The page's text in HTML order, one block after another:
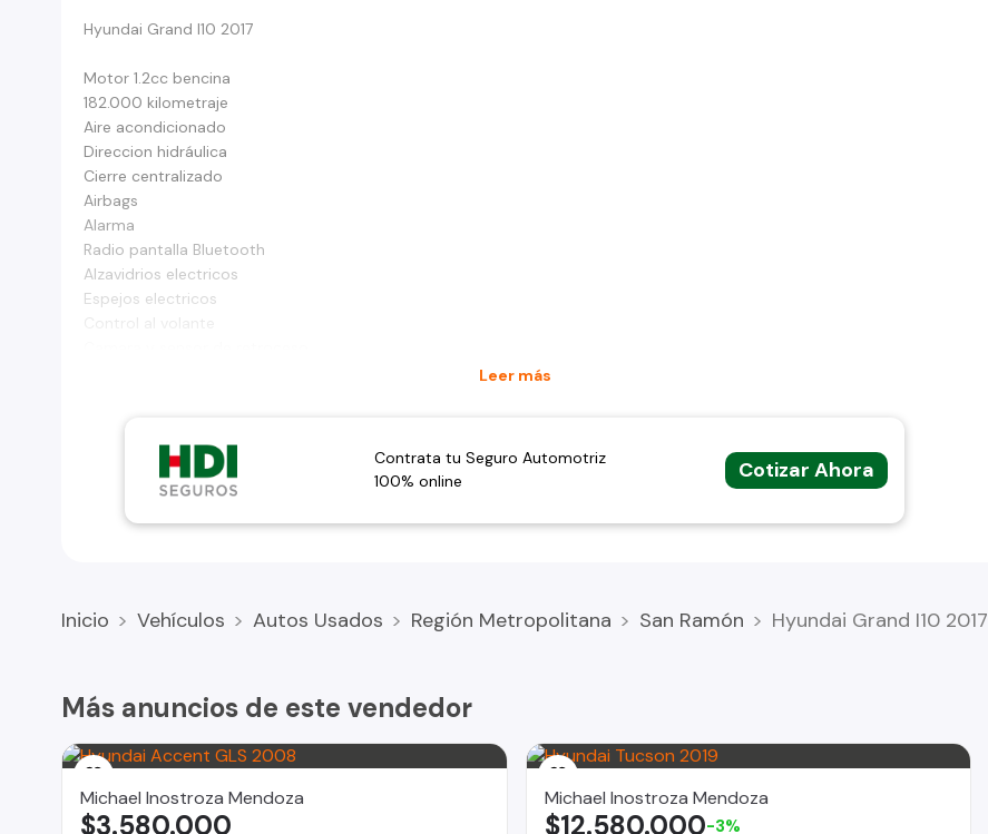
Hyundai Grand I10 2017
Motor 1.2cc bencina
182.000 kilometraje
Aire acondicionado
Direccion hidráulica
Cierre centralizado
Airbags
Alarma
Radio pantalla Bluetooth
Alzavidrios electricos
Espejos electricos
RECIBO SU VEHÍCULO
GESTIONAMOS CRÉDITO AUTOMOTRIZ Y CRÉDITO DIRECTO
Leer más
Contrata tu Seguro Automotriz
100% online
Cotizar Ahora
Inicio Vehículos Autos Usados Región Metropolitana San Ramón Hyundai Grand I10 2017
Más anuncios de este vendedor
Michael Inostroza Mendoza
$3.580.000
Michael Inostroza Mendoza
$12.580.000-3%